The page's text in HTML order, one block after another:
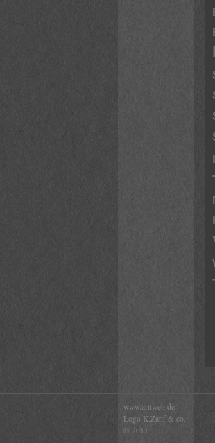
www.arttweb.de
Logo K.Zapf & co.
© 2011